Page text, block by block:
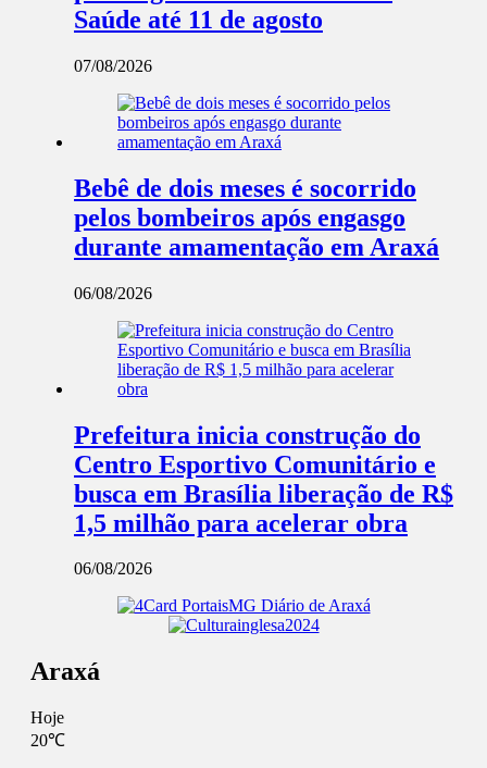
Saúde até 11 de agosto
07/08/2026
Bebê de dois meses é socorrido
pelos bombeiros após engasgo
durante amamentação em Araxá
06/08/2026
Prefeitura inicia construção do
Centro Esportivo Comunitário e
busca em Brasília liberação de R$
1,5 milhão para acelerar obra
06/08/2026
Araxá
Hoje
20℃